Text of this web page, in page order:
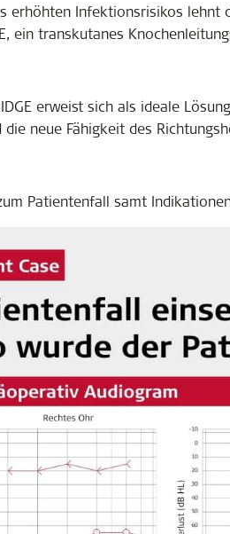
erhöhten Infektionsrisikos lehnt
ein transkutanes
erweist sich als ideale
neue Fähigkeit des
Patientenfall samt